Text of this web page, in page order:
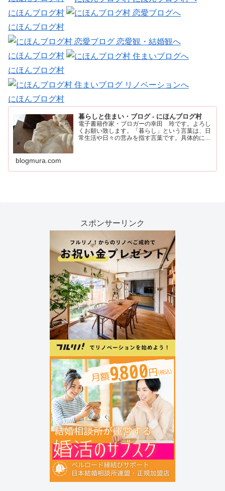
にほんブログ村
にほんブログ村
にほんブログ村
にほんブログ村
にほんブログ村
暮らしと住まい・ブログ - にほんブログ村
電子書籍作家・ブロガーの幸田 玲です。よろし
くお願い致します。「暮らし」という言葉は、日
常生活や日々の営みを指す言葉です。具体的に
blogmura.com
スポンサーリンク